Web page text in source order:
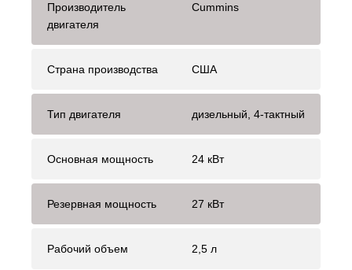
Производитель
двигателя
Cummins
Страна производства США
Тип двигателя дизельный, 4-тактный
Основная мощность 24 кВт
Резервная мощность 27 кВт
Рабочий объем 2,5 л